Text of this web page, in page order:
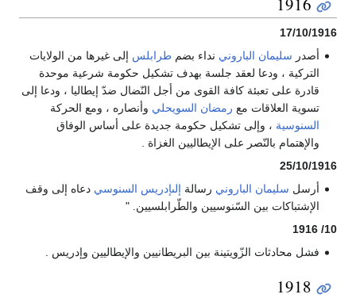
17/10/1916
أصدر سليمان الباروني نداء بضمطرابلس إلى غيرها من الولايات
التركية ، ودعا لعقد جلسة بهدف تشكيل حكومة شرعية موحدة
قادرة على تعبئة كافة القوى من أجل النّضال ضدّ إيطاليا ، ودعا إلى
تسوية العلاقات مع رمضان السويحلي وأنصاره ، ومع الحركة
السنوسية ، وإلى تشكيل حكومة جديدة على أساس الوفاق
والإهتمام بالنّصر على الإيطاليين الغزاة .
25/10/1916
أرسل سليمان الباروني رسالة إلىإدريس السنوسي دعاه إلى وقف
الإشتباكات بين السّنوسيين والطّرابلسيين. "
10/ 1916
فشل محادثات الزّويتينة بين البريطانيين والإيطاليين وإدريس .
1918